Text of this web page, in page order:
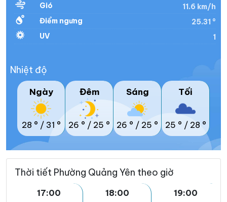
Gió
11.6 km/h
Điểm ngưng
25.31 °
UV
1
Nhiệt độ
Ngày
28 ° / 31 °
Đêm
26 ° / 25 °
Sáng
26 ° / 25 °
Tối
25 ° / 28 °
Thời tiết Phường Quảng Yên theo giờ
17:00
18:00
19:00